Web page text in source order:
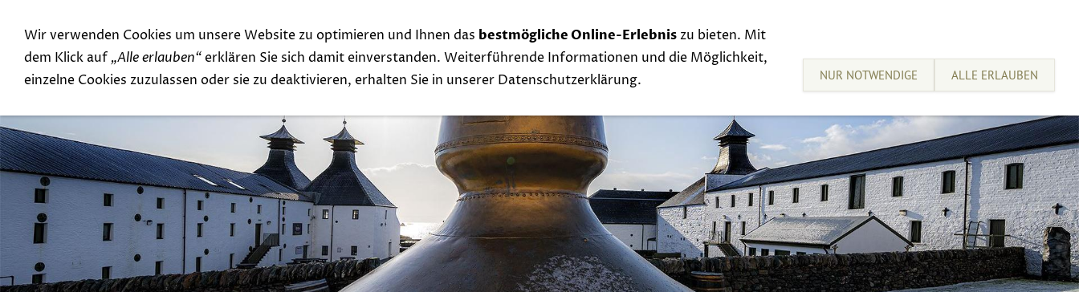
Special Offer Top Rarities Whisky Events Links Contact Exclusive Tastings
Wir verwenden Cookies um unsere Website zu optimieren und Ihnen das bestmögliche Online-Erlebniszu bieten. Mit
dem Klick auf „Alle erlauben“erklären Sie sich damit einverstanden. Weiterführende Informationen und die Möglichkeit,
einzelne Cookies zuzulassen oder sie zu deaktivieren, erhalten Sie in unserer Datenschutzerklärung.
NUR NOTWENDIGE ALLE ERLAUBEN